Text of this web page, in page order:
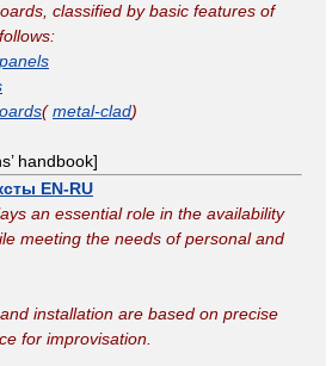
classified by basic features of
(metal-clad)
handbook]
EN-RU
an essential role in the availability
meeting the needs of personal and
installation are based on precise
for improvisation.